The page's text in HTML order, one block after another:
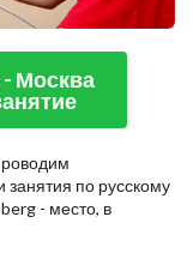
Москва
занятия по русскому
- место, в